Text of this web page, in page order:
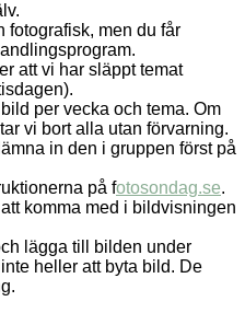
fotografisk, men du får
att vi har släppt temat
per vecka och tema. Om
vi bort alla utan förvarning.
in den i gruppen först på
på fotosondag.se.
komma med i bildvisningen
lägga till bilden under
heller att byta bild. De